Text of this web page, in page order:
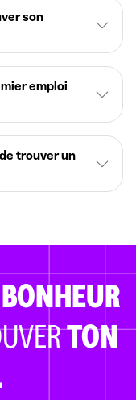
son
emploi
trouver un
BONHEUR
TON